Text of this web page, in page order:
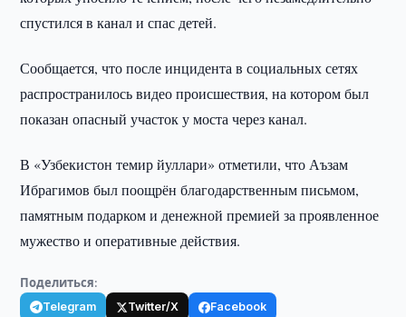
спустился в канал и спас детей.
Сообщается, что после инцидента в социальных сетях
распространилось видео происшествия, на котором был
показан опасный участок у моста через канал.
В «Узбекистон темир йуллари» отметили, что Аъзам
Ибрагимов был поощрён благодарственным письмом,
памятным подарком и денежной премией за проявленное
мужество и оперативные действия.
Поделиться:
Telegram Twitter/X Facebook